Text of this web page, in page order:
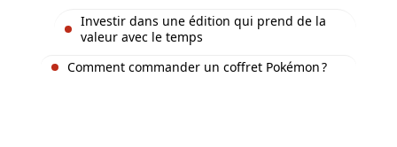
Investir dans une édition qui prend de la
valeur avec le temps
Comment commander un coffret Pokémon ?